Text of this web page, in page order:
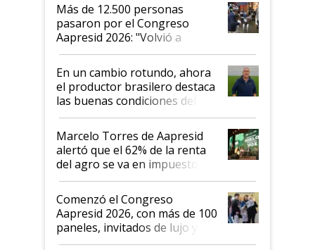
Más de 12.500 personas
pasaron por el Congreso
Aapresid 2026: "Volvió a
demostrar que hablar del
suelo es hablar de todo el
sistema productivo"
En un cambio rotundo, ahora
el productor brasilero destaca
las buenas condiciones del
agro argentino para invertir:
"Los veo más motivados"
Marcelo Torres de Aapresid
alertó que el 62% de la renta
del agro se va en impuestos:
"No es bueno que en
Argentina se sigan discutiendo
las mismas cosas de hace 50
años"
Comenzó el Congreso
Aapresid 2026, con más de 100
paneles, invitados de lujo y
todas las tendencias